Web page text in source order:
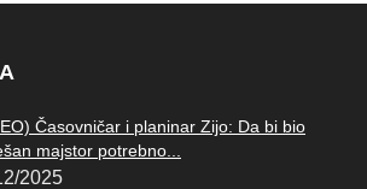
Časovničar i planinar Zijo: Da bi bio
majstor potrebno...
2025